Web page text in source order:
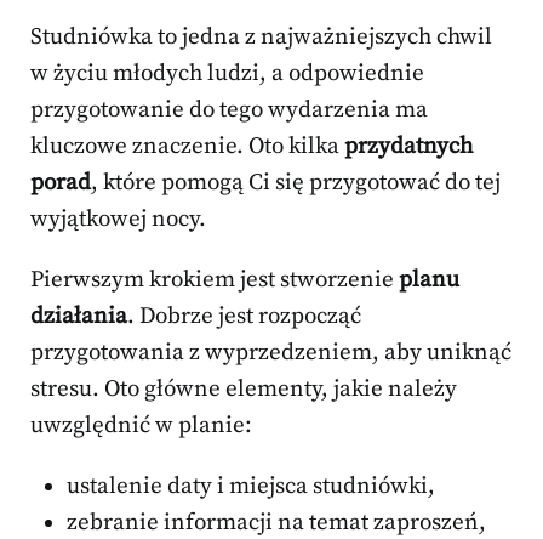
Studniówka to jedna z najważniejszych chwil
w życiu młodych ludzi, a odpowiednie
przygotowanie do tego wydarzenia ma
kluczowe znaczenie. Oto kilkaprzydatnych
porad, które pomogą Ci się przygotować do tej
wyjątkowej nocy.
Pierwszym krokiem jest stworzenie planu
działania. Dobrze jest rozpocząć
przygotowania z wyprzedzeniem, aby uniknąć
stresu. Oto główne elementy, jakie należy
uwzględnić w planie:
ustalenie daty i miejsca studniówki,
zebranie informacji na temat zaproszeń,